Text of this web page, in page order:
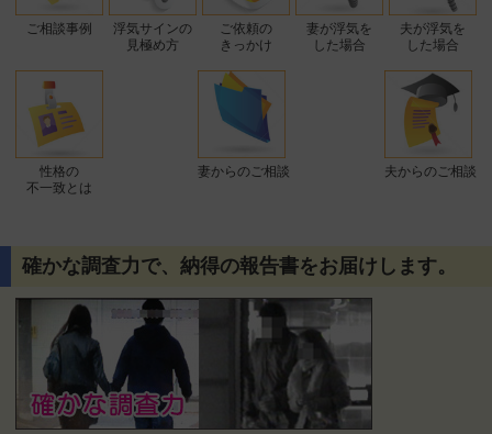
ご相談事例
浮気サインの
見極め方
ご依頼の
きっかけ
妻が浮気を
した場合
夫が浮気を
した場合
性格の
不一致とは
妻からのご相談 夫からのご相談
確かな調査力で、納得の報告書をお届けします。